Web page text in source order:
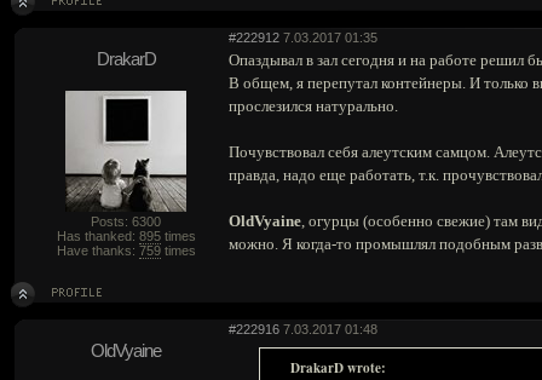
#222912 7.03.2017 01:35
DrakarD
Posts: 6300
Has thanked: 895times
Have thanks: 759times
Опаздывал в зал сегодня и на работе решил
В общем, я перепутал контейнеры. И только
прослезился натурально.
Почувствовал себя алеутским самцом.
правда, надо еще работать, т.к.
OldVyaine, огурцы (особенно свежие) там
можно. Я когда-то промышлял подобным
#222916 7.03.2017 01:48
OldVyaine
DrakarD wrote: